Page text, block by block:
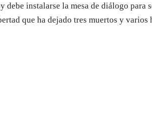
debe instalarse la mesa de diálogo
que ha dejado tres muertos y